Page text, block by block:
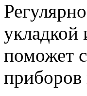
укладкой
поможет
приборов